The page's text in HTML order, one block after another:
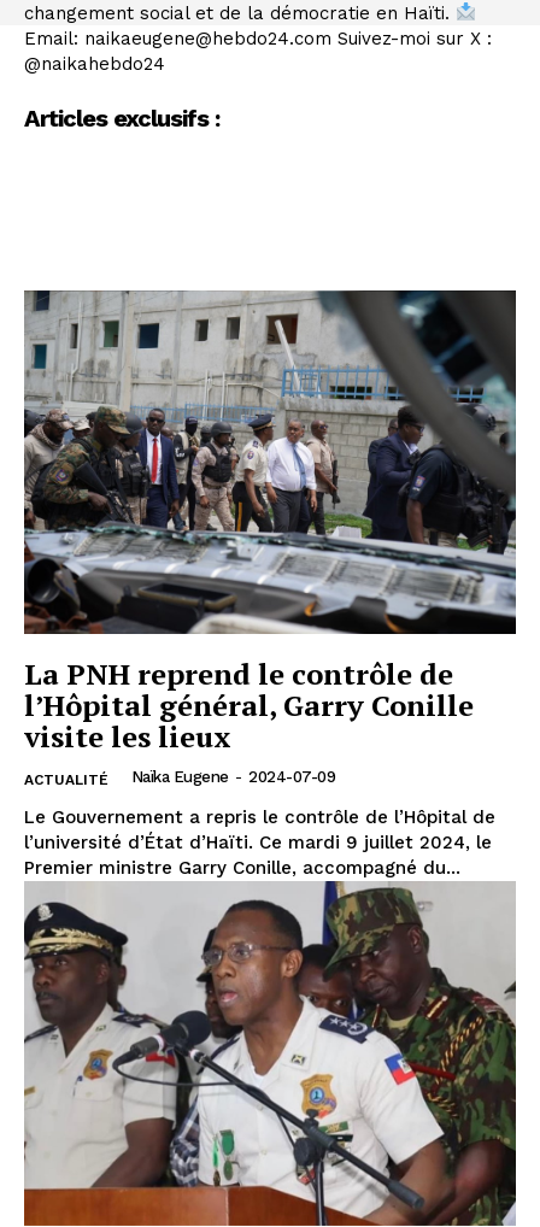
changement social et de la démocratie en Haïti.
Email: naikaeugene@hebdo24.com Suivez-moi sur X :
@naikahebdo24
Articles exclusifs :
La PNH reprend le contrôle de
l’Hôpital général, Garry Conille
visite les lieux
ACTUALITÉ Naïka Eugene - 2024-07-09
Le Gouvernement a repris le contrôle de l’Hôpital de
l’université d’État d’Haïti. Ce mardi 9 juillet 2024, le
Premier ministre Garry Conille, accompagné du...